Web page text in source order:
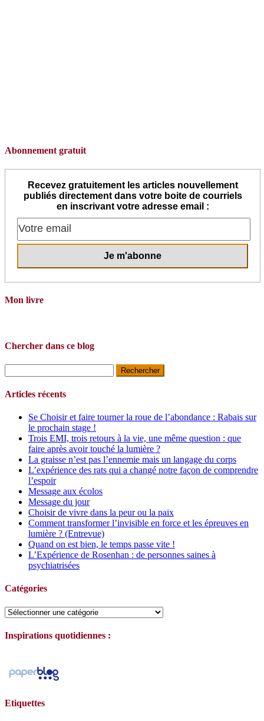
Abonnement gratuit
Recevez gratuitement les articles nouvellement
publiés directement dans votre boite de courriels
en inscrivant votre adresse email :
Mon livre
Chercher dans ce blog
Articles récents
Se Choisir et faire tourner la roue de l’abondance : Rabais sur
le prochain stage !
Trois EMI, trois retours à la vie, une même question : que
faire après avoir touché la lumière ?
La graisse n’est pas l’ennemie mais un langage du corps
L’expérience des rats qui a changé notre façon de comprendre
l’espoir
Message aux écolos
Message du jour
Choisir de vivre dans la peur ou la paix
Comment transformer l’invisible en force et les épreuves en
lumière ? (Entrevue)
Quand on est bien, le temps passe vite !
L’Expérience de Rosenhan : de personnes saines à
psychiatrisées
Catégories
Catégories
Inspirations quotidiennes :
Etiquettes